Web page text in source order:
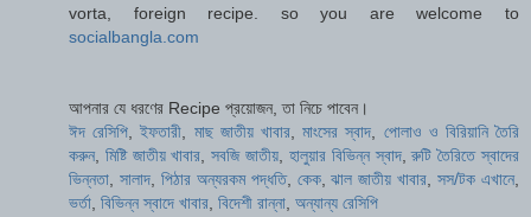
vorta, foreign recipe. so you are welcome to
socialbangla.com
আপনার যে ধরণের Recipe প্রয়োজন, তা নিচে পাবেন।
ঈদ রেসিপি ,ইফতারী মাছ জাতীয় খাবার,মাংসের স্বাদ
পোলাও ও বিরিয়ানি তৈরি
করুন, মিষ্টি জাতীয় খাবার ,সবজি জাতীয় হালুয়ার বিভিন্ন স্বাদ,রুটি তৈরিতে স্বাদের
ভিন্নতা সালাদ, পিঠার অন্যরকম পদ্ধতি, কেক,ঝাল জাতীয় খাবার ,সস/টক এখানে,
ভর্তা বিভিন্ন স্বাদে খাবার বিদেশী রান্না অন্যান্য রেসিপি